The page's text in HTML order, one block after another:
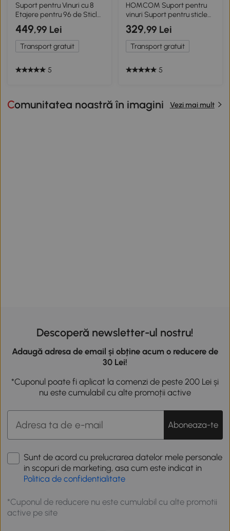
Suport pentru Vinuri cu 8
Etajere pentru 96 de Sticle,
Culoare Lemn
449,99 Lei
Transport gratuit
5
HOMCOM Suport pentru
vinuri Suport pentru sticle
60 bucăți Fixare pe perete
Metal Negru
329,99 Lei
Transport gratuit
5
Comunitatea noastră în imagini Vezi mai mult
Descoperă newsletter-ul nostru!
Adaugă adresa de email și obține acum o reducere de
30 Lei!
*Cuponul poate fi aplicat la comenzi de peste 200 Lei și
nu este cumulabil cu alte promoții active
Aboneaza-te
Sunt de acord cu prelucrarea datelor mele personale
in scopuri de marketing, asa cum este indicat in
Politica de confidentialitate
*Cuponul de reducere nu este cumulabil cu alte promotii
active pe site